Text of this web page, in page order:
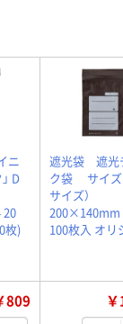
ニ
D
枚)
遮光袋 遮光
ク袋 サイズ
サイズ）
100枚入 オリ
809